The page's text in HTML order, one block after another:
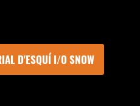
D'ESQUÍ I/O SNOW